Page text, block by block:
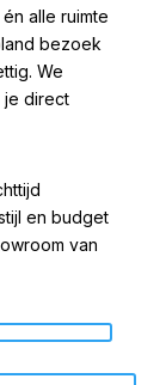
alle ruimte
bezoek
We
je direct
en budget
van